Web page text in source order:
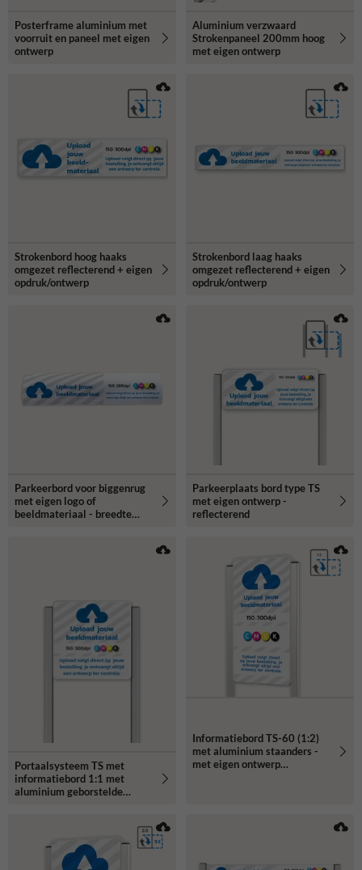
Posterframe aluminium met
voorruit en paneel met eigen
ontwerp
Aluminium verzwaard
Strokenpaneel 200mm hoog
met eigen ontwerp
Strokenbord hoog haaks
omgezet reflecterend + eigen
opdruk/ontwerp
Strokenbord laag haaks
omgezet reflecterend + eigen
opdruk/ontwerp
Parkeerbord voor biggenrug
met eigen logo of
beeldmateriaal - breedte
Parkeerplaats bord type TS
met eigen ontwerp -
reflecterend
Portaalsysteem TS met
informatiebord 1:1 met
aluminium geborstelde
Informatiebord TS-60 (1:2)
met aluminium staanders -
met eigen ontwerp